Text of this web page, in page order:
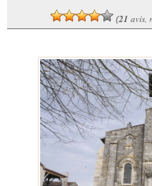
(21 avis,